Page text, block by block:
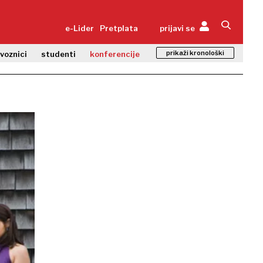
e-Lider Pretplata prijavi se
studenti konferencije prikaži kronološki